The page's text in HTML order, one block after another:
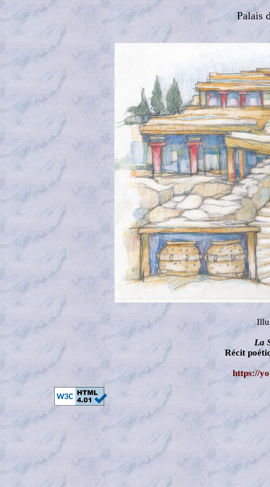
Palais
La
Récit
https://